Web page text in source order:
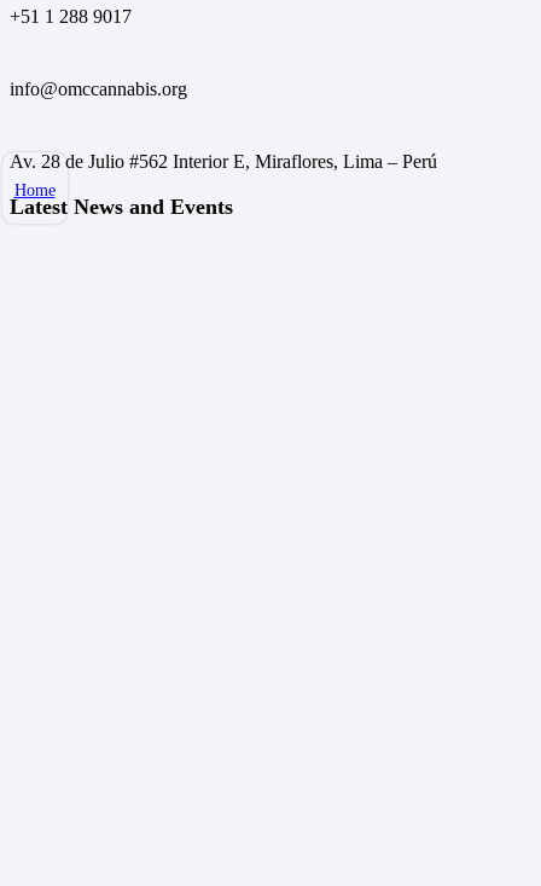
+51 1 288 9017
info@omccannabis.org
Av. 28 de Julio #562 Interior E, Miraflores, Lima – Perú
Latest News and Events
Home